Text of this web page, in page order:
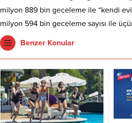
milyon 889 bin geceleme ile “kendi
milyon 594 bin geceleme sayısı ile
Benzer Konular